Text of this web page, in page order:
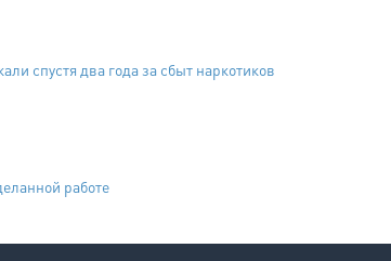
спустя два года за сбыт наркотиков
работе